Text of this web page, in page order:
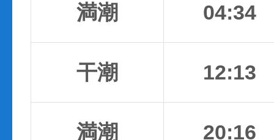
満潮 04:34
干潮 12:13
満潮 20:16